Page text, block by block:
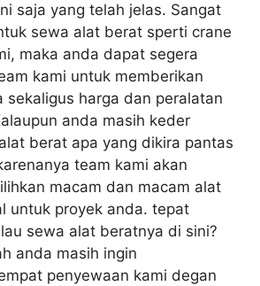
saja yang telah jelas. Sangat
sewa alat berat sperti crane
maka anda dapat segera
kami untuk memberikan
sekaligus harga dan peralatan
anda masih keder
berat apa yang dikira pantas
team kami akan
macam dan macam alat
untuk proyek anda. tepat
sewa alat beratnya di sini?
anda masih ingin
penyewaan kami degan